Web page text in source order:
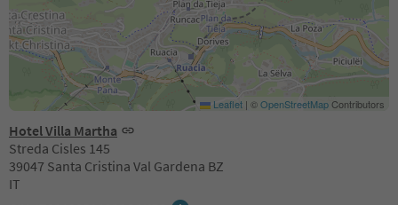
Hotel Villa Martha
Streda Cisles 145
39047 Santa Cristina Val Gardena BZ
IT
Leaflet | ©OpenStreetMapContributors